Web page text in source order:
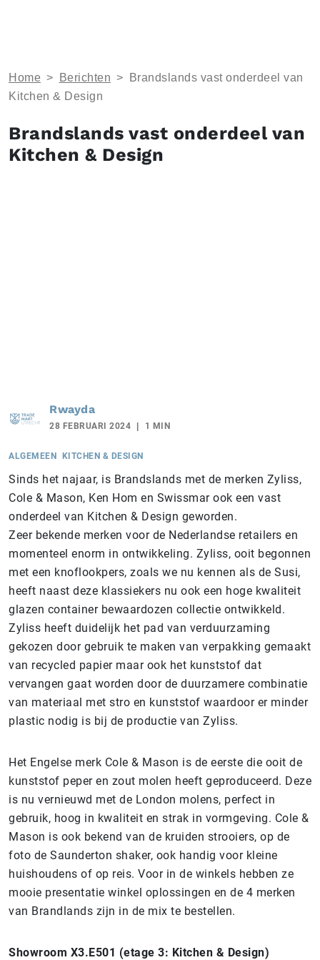
Home > Berichten >
Brandslands vast onderdeel van
Kitchen & Design
Brandslands vast onderdeel van
Kitchen & Design
Rwayda
28 FEBRUARI 2024 1 MIN
ALGEMEEN KITCHEN & DESIGN
Sinds het najaar, is Brandslands met de merken Zyliss,
Cole & Mason, Ken Hom en Swissmar ook een vast
onderdeel van Kitchen & Design geworden.
Zeer bekende merken voor de Nederlandse retailers en
momenteel enorm in ontwikkeling. Zyliss, ooit begonnen
met een knoflookpers, zoals we nu kennen als de Susi,
heeft naast deze klassiekers nu ook een hoge kwaliteit
glazen container bewaardozen collectie ontwikkeld.
Zyliss heeft duidelijk het pad van verduurzaming
gekozen door gebruik te maken van verpakking gemaakt
van recycled papier maar ook het kunststof dat
vervangen gaat worden door de duurzamere combinatie
van materiaal met stro en kunststof waardoor er minder
plastic nodig is bij de productie van Zyliss.
Het Engelse merk Cole & Mason is de eerste die ooit de
kunststof peper en zout molen heeft geproduceerd. Deze
is nu vernieuwd met de London molens, perfect in
gebruik, hoog in kwaliteit en strak in vormgeving. Cole &
Mason is ook bekend van de kruiden strooiers, op de
foto de Saunderton shaker, ook handig voor kleine
huishoudens of op reis. Voor in de winkels hebben ze
mooie presentatie winkel oplossingen en de 4 merken
van Brandlands zijn in de mix te bestellen.
Showroom X3.E501 (etage 3: Kitchen & Design)